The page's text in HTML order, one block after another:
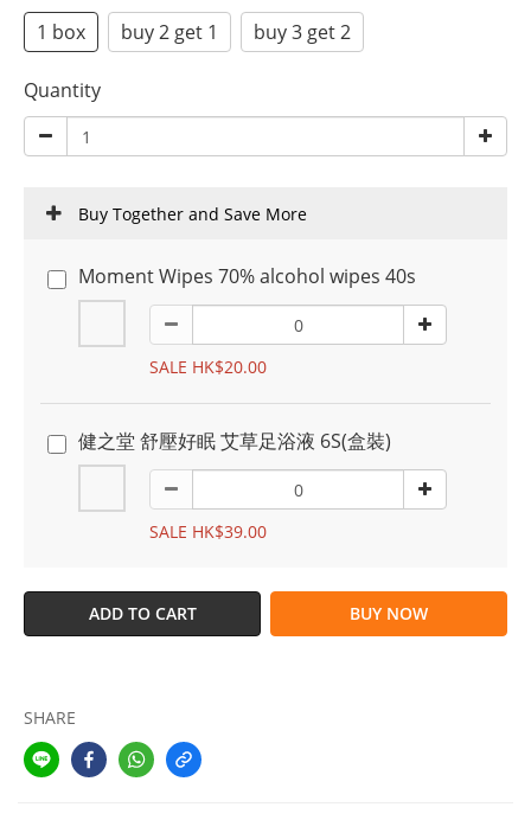
1 box
buy 2 get 1 buy 3 get 2
Quantity
Buy Together and Save More
Moment Wipes 70% alcohol wipes 40s
SALE HK$20.00
健之堂 舒壓好眠 艾草足浴液 6S(盒裝)
SALE HK$39.00
ADD TO CART BUY NOW
SHARE